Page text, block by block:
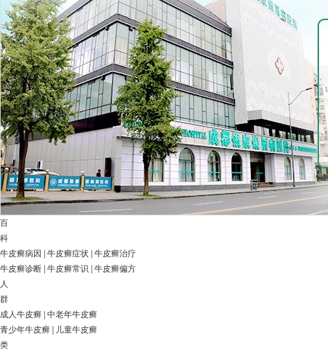
百
科
牛皮癣病因
牛皮癣症状 牛皮癣治疗
牛皮癣诊断 牛皮癣常识
牛皮癣偏方
人
群
成人牛皮癣 中老年牛皮癣
青少年牛皮癣
儿童牛皮癣
类